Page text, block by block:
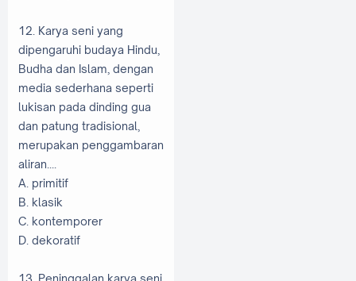
12. Karya seni yang
dipengaruhi budaya Hindu,
Budha dan Islam, dengan
media sederhana seperti
lukisan pada dinding gua
dan patung tradisional,
merupakan penggambaran
aliran....
A. primitif
B. klasik
C. kontemporer
D. dekoratif
13. Peninggalan karya seni